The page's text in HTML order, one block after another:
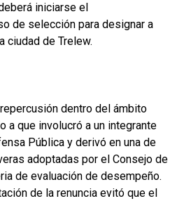
iniciarse el
de selección para designar a
ciudad de Trelew.
dentro del ámbito
a que involucró a un integrante
Pública y derivó en una de
adoptadas por el Consejo de
de evaluación de desempeño.
de la renuncia evitó que el